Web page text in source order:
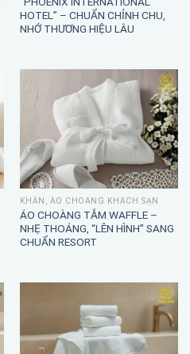
KHĂN KHÁCH SẠN THÊU LOGO
“PHOENIX INTERNATIONAL
HOTEL” – CHUẨN CHỈNH CHU,
KHĂN, ÁO CHOÀNG KHÁCH SẠN
ÁO CHOÀNG TẮM WAFFLE –
NHẸ THOÁNG, “LÊN HÌNH” SANG